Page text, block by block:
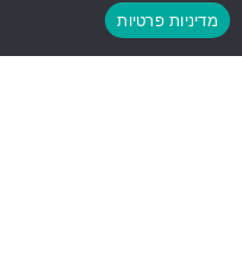
מדיניות פרטיות